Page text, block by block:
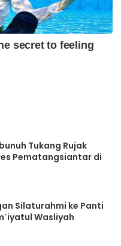
Tukang Rujak
Pematangsiantar di
Silaturahmi ke Panti
Wasliyah